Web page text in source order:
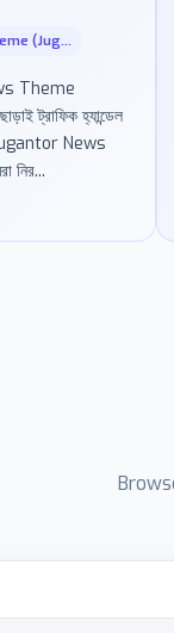
(Jug...
Theme
ট্রাফিক হ্যান্ডেল
News
নির...